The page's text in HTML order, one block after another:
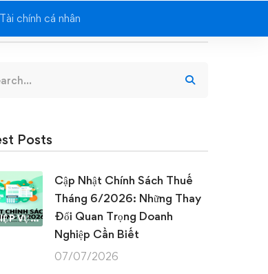
Tài chính cá nhân
Posts
NGHIỆP VỤ KẾ TOÁN & THUẾ
Cập Nhật Chính Sách Thuế
Tháng 6/2026: Những Thay
Đổi Quan Trọng Doanh
Nghiệp Cần Biết
07/07/2026